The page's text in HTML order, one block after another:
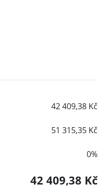
42 409,38 Kč
51 315,35 Kč
0%
42 409,38 Kč